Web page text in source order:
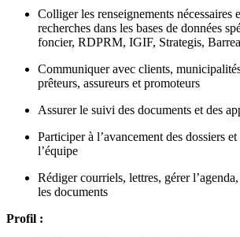
Colliger les renseignements nécessaires
recherches dans les bases de données
foncier, RDPRM, IGIF, Strategis,
Communiquer avec clients,
prêteurs, assureurs et promoteurs
Assurer le suivi des documents et des
Participer à l’avancement des dossiers
l’équipe
Rédiger courriels, lettres, gérer
les documents
Profil :